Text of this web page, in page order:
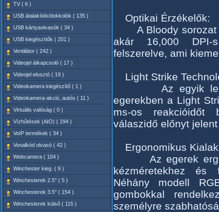
TV ( 6 )
USB átalakítók/dokkolók ( 135 )
USB kártyaolvasók ( 34 )
USB kiegészítők ( 201 )
Ventilátor ( 242 )
Videojel átkapcsoló ( 17 )
Videojel elosztó ( 19 )
Videokamera kiegészítő ( 1 )
Videokamera-akció, autós ( 11 )
Virtuális valóság ( 0 )
Vízhűtések (AIO) ( 194 )
VoIP termékek ( 34 )
Vonalkód olvasó ( 42 )
Webcamera ( 104 )
Winchester kieg. ( 9 )
Winchesterek 2.5" ( 5 )
Winchesterek 3.5" ( 154 )
Winchesterek külső ( 115 )
Optikai Érzékelők:
A Bloody sorozat
akár 16,000 DPI-
felszerelve, ami
Light Strike
Az egyik
egerekben a Light
ms-os reakcióidőt
válaszidő előnyt
Ergonomikus
Az egerek
kézméretekhez és
Néhány modell
gombokkal
személyre